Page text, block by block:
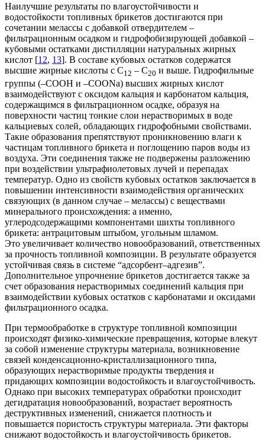
Наилучшие результаты по влагоустойчивости и
водостойкости топливных брикетов достигаются при
сочетании мелассы с добавкой отвердителем –
фильтрационным осадком и гидрофобизирующей добавкой –
кубовыми остатками дистилляции натуральных жирных
кислот [12, 13]. В составе кубовых остатков содержатся
высшие жирные кислоты с С12 – С20 и выше. Гидрофильные
группы (–СООН и –СООNа) высших жирных кислот
взаимодействуют с оксидом кальция и карбонатом кальция,
содержащимся в фильтрационном осадке, образуя на
поверхности частиц тонкие слои нерастворимых в воде
кальциевых солей, обладающих гидрофобными свойствами.
Такие образования препятствуют проникновению влаги к
частицам топливного брикета и поглощению паров воды из
воздуха. Эти соединения также не подвержены разложению
при воздействии ультрафиолетовых лучей и перепадах
температур. Одно из свойств кубовых остатков заключается в
повышении интенсивности взаимодействия органических
связующих (в данном случае – мелассы) с веществами
минерального происхождения: а именно,
углеродсодержащими компонентами шихты топливного
брикета: антрацитовым штыбом, угольным шламом.
Это увеличивает количество новообразований, ответственных
за прочность топливной композиции. В результате образуется
устойчивая связь в системе “адсорбент–адгезив”.
Дополнительное упрочнение брикетов достигается также за
счет образования нерастворимых соединений кальция при
взаимодействии кубовых остатков с карбонатами и оксидами
фильтрационного осадка.
При термообработке в структуре топливной композиции
происходят физико-химические превращения, которые влекут
за собой изменение структуры материала, возникновение
связей конденсационно-кристаллизационного типа,
образующих нерастворимые продукты твердения и
придающих композиции водостойкость и влагоустойчивость.
Однако при высоких температурах обработки происходит
дегидратация новообразований, возрастает вероятность
деструктивных изменений, снижается плотность и
повышается пористость структуры материала. Эти факторы
снижают водостойкость и влагоустойчивость брикетов.